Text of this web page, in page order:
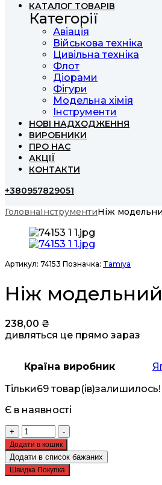
КАТАЛОГ ТОВАРІВ
Категорії
Авіація
Військова техніка
Цивільна техніка
Флот
Діорами
Фігури
Модельна хімія
Інструменти
НОВІ НАДХОДЖЕННЯ
ВИРОБНИКИ
ПРО НАС
АКЦІЇ
КОНТАКТИ
+380957829051
ГоловнаІнструментиНіж
Артикул: 74153 Позначка: Tamiya
Ніж
238,00 ₴
дивляться це прямо зараз
Країна виробник
Тільки69 товар(ів)залишилось!
Є в наявності
+
Ніж
модельний
Tamiya
Craft
Knife
-
Додати в кошик
Додати в список бажаних
Швидка Покупка